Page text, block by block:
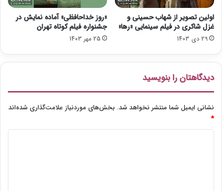
اولین تصویر از شهاب حسینی و
غزل شاکری در فیلم سینمایی «رها»
29 دی 1403
«روز خداحافظی» آماده نمایش در
جشنواره فیلم کوتاه تهران
25 مهر 1403
دیدگاهتان را بنویسید
نشانی ایمیل شما منتشر نخواهد شد. بخش‌های موردنیاز علامت‌گذاری شده‌اند
*